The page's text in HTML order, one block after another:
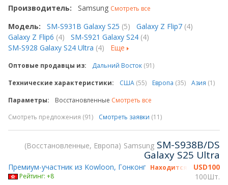
Производитель: Samsung Смотреть все
Модель: SM-S931B Galaxy S25 (5) Galaxy Z Flip7 (4)
Galaxy Z Flip6 (4) SM-S921 Galaxy S24 (4)
SM-S928 Galaxy S24 Ultra (4) Еще
Оптовые продавцы из: Дальний Восток (91)
Технические характеристики:
США (55) Европа (35) Азия (1)
Параметры:
Восстановленные Смотреть все
Смотреть предложения (91)
Смотреть заявки (11)
Восстановленные, Европа Samsung SM-S938B/DS
Galaxy S25 Ultra
USD100
100Шт.
Премиум-участник из Kowloon, Гонконг Находится на gsmX
Рейтинг: +8